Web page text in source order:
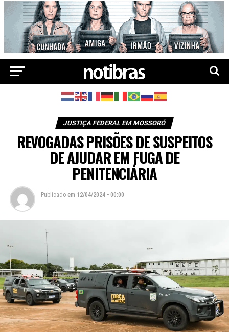
JUSTIÇA FEDERAL EM MOSSORÓ
REVOGADAS PRISÕES DE SUSPEITOS
DE AJUDAR EM FUGA DE
PENITENCIÁRIA
Publicado em 12/04/2024 - 00:00